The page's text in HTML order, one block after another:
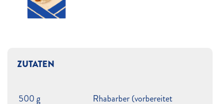
ZUTATEN
500 g
Rhabarber (vorbereitet